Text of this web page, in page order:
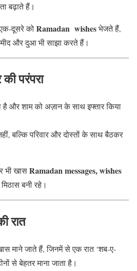
बढ़ाते हैं।
दूसरे कोRamadan wishesभेजते हैं,
और दुआ भी साझा करते हैं।
परंपरा
है और शाम को अज़ान के साथ इफ्तार किया
बल्कि परिवार और दोस्तों के साथ बैठकर
भी खासRamadan messages, wishes
बनी रहे।
रात
माने जाते हैं, जिनमें से एक रात ‘शब-ए-
से बेहतर माना जाता है।